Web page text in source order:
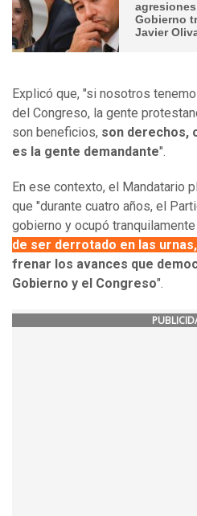
Gobierno
Javier
Explicó que, "si nosotros
del Congreso, la gente
son beneficios, son derechos,
es la gente demandante".
En ese contexto, el Mandatario
que "durante cuatro años, el
gobierno y ocupó
de ser derrotado en las
frenar los avances que
Gobierno y el Congreso".